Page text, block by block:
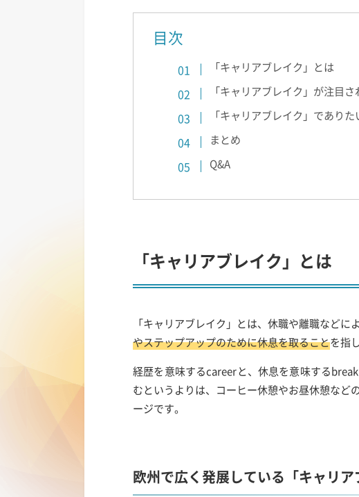
目次
「キャリアブレイク」とは
「キャリアブレイク」が注目
「キャリアブレイク」であり
まとめ
Q&A
「キャリアブレイク」とは
「キャリアブレイク」とは、休職や離職などに
やステップアップのために休息を取ることを指
経歴を意味するcareerと、休息を意味する
むというよりは、コーヒー休憩やお昼休憩など
ージです。
欧州で広く発展している「キャリア